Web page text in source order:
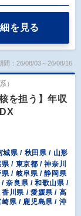
を見る
間：26/08/03～26/08/16
）
を担う】年収
城県 / 秋田県 / 山形
/ 東京都 / 神奈川
/ 岐阜県 / 静岡県
奈良県 / 和歌山県 /
川県 / 愛媛県 / 高
県 / 鹿児島県 / 沖